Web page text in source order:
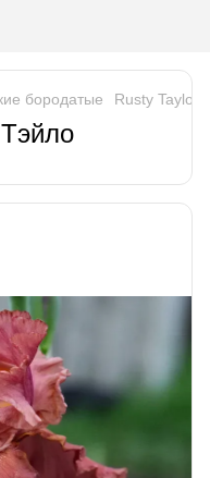
бородатые Rusty Taylor